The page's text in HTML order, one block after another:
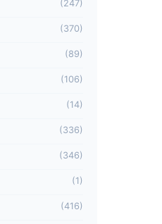
(247)
(370)
(89)
(106)
(14)
(336)
(346)
(1)
(416)